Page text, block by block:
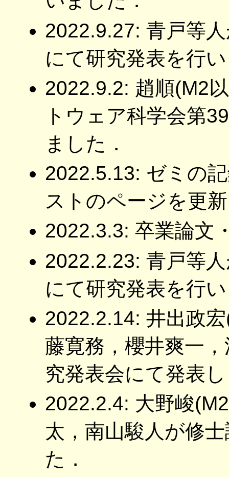
2022.9.27: 青戸等
にて研究発表を行
2022.9.2: 趙順(M2
トウェア科学会第
ました．
2022.5.13: ゼミの
ストのページを更
2022.3.3: 卒業論文
2022.2.23: 青戸等
にて研究発表を行
2022.2.14: 井出政
藤寛務，櫻井爽一
究発表会にて発表
2022.2.4: 大野峻
太，南山駿人が修
た．